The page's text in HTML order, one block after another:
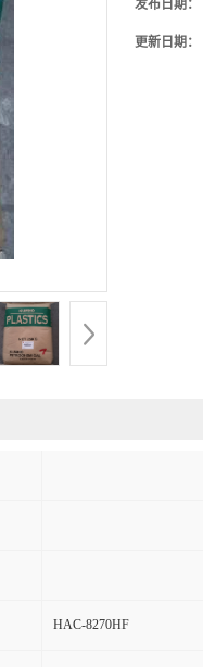
发布日期：
更新日期：
HAC-8270HF